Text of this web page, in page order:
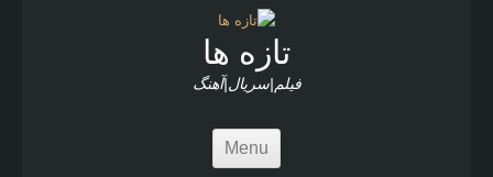
تازه ها
فیلم|سریال|آهنگ
Menu